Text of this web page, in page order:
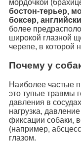
мордочкой
бостон-терьер,
боксер,
более
широкой глазной
черепе, в которой
Почему у
Наиболее частые
это тупые травмы
давления в
нагрузка,
фиксации собаки,
(например,
глазом.